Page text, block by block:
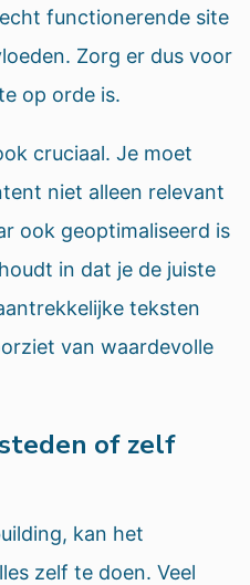
functionerende site
Zorg er dus voor
op orde is.
cruciaal. Je moet
niet alleen relevant
ook geoptimaliseerd is
in dat je de juiste
teksten
van waardevolle
of zelf
kan het
zelf te doen. Veel